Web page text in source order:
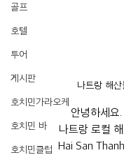
골프
호텔
투어
게시판
호치민가라오케
호치민 바
호치민클럽
나트랑 해
안녕하세요
나트랑 로컬
Hai San